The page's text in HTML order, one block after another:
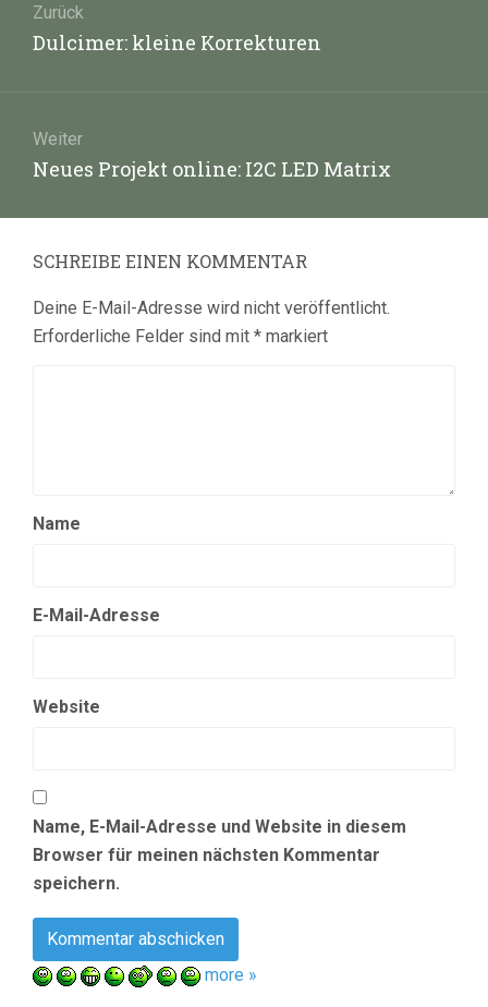
Zurück
Vorheriger
Dulcimer: kleine Korrekturen
Weiter
Nächster
Neues Projekt online: I2C LED Matrix
SCHREIBE EINEN KOMMENTAR
Deine E-Mail-Adresse wird nicht veröffentlicht.
Erforderliche Felder sind mit * markiert
Name
E-Mail-Adresse
Website
Name, E-Mail-Adresse und Website in diesem
Browser für meinen nächsten Kommentar
speichern.
more »